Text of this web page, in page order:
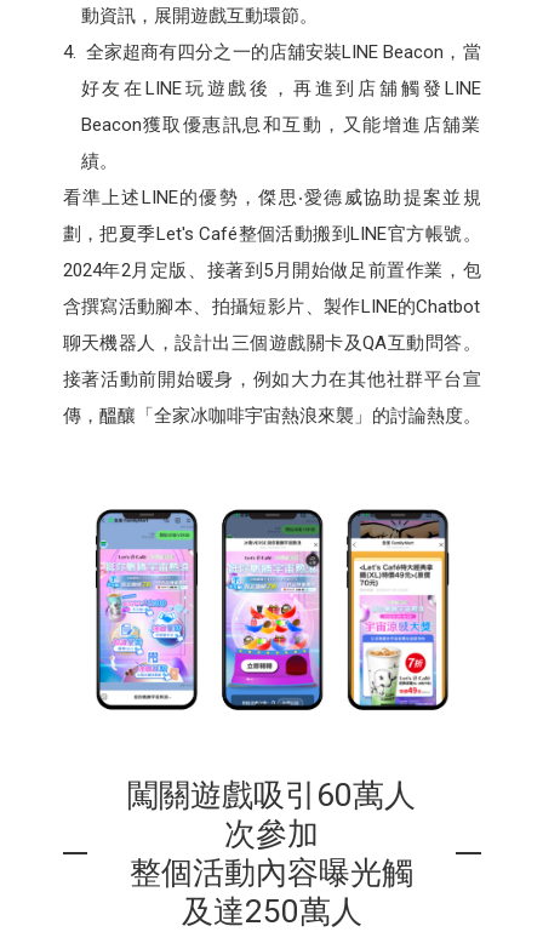
動資訊，展開遊戲互動環節。
全家超商有四分之一的店舖安裝LINE Beacon，當
好友在LINE玩遊戲後，再進到店舖觸發LINE
Beacon獲取優惠訊息和互動，又能增進店舖業
績。
看準上述LINE的優勢，傑思‧愛德威協助提案並規
劃，把夏季Let's Café整個活動搬到LINE官方帳號。
2024年2月定版、接著到5月開始做足前置作業，包
含撰寫活動腳本、拍攝短影片、製作LINE的Chatbot
聊天機器人，設計出三個遊戲關卡及QA互動問答。
接著活動前開始暖身，例如大力在其他社群平台宣
傳，醞釀「全家冰咖啡宇宙熱浪來襲」的討論熱度。
闖關遊戲吸引60萬人
次參加
整個活動內容曝光觸
及達250萬人